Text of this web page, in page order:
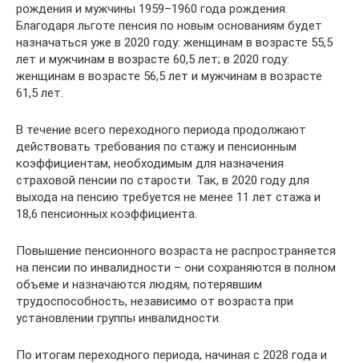
рождения и мужчины 1959–1960 года рождения.
Благодаря льготе пенсия по новым основаниям будет
назначаться уже в 2020 году: женщинам в возрасте 55,5
лет и мужчинам в возрасте 60,5 лет; в 2020 году:
женщинам в возрасте 56,5 лет и мужчинам в возрасте
61,5 лет.
В течение всего переходного периода продолжают
действовать требования по стажу и пенсионным
коэффициентам, необходимым для назначения
страховой пенсии по старости. Так, в 2020 году для
выхода на пенсию требуется не менее 11 лет стажа и
18,6 пенсионных коэффициента.
Повышение пенсионного возраста не распространяется
на пенсии по инвалидности – они сохраняются в полном
объеме и назначаются людям, потерявшим
трудоспособность, независимо от возраста при
установлении группы инвалидности.
По итогам переходного периода, начиная с 2028 года и